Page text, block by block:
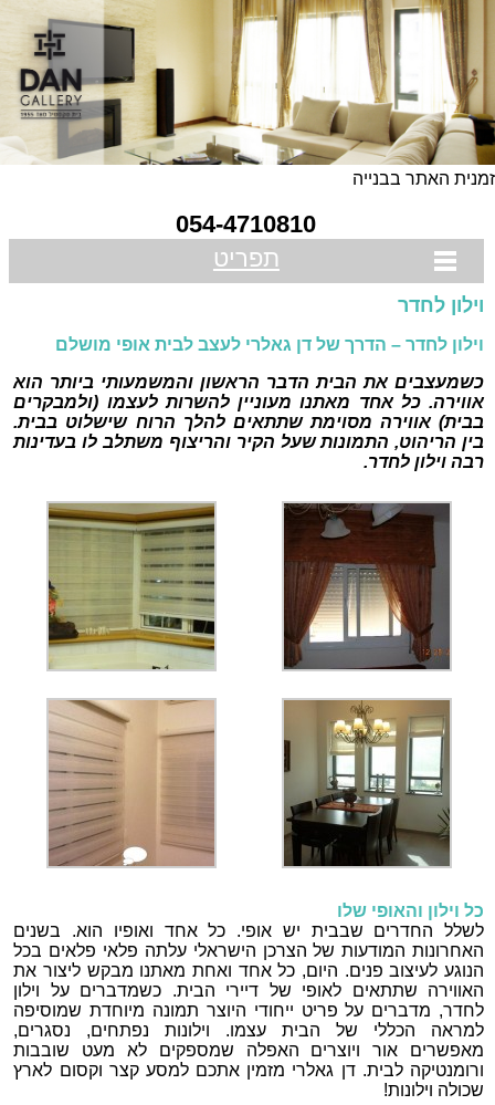
האתר בבנייה
054-4710810
תפריט
וילון לחדר
וילון לחדר – הדרך של דן גאלרי לעצב לבית אופי מושלם
כשמעצבים את הבית הדבר הראשון והמשמעותי ביותר הוא
אווירה. כל אחד מאתנו מעוניין להשרות לעצמו (ולמבקרים
בבית) אווירה מסוימת שתתאים להלך הרוח שישלוט בבית.
בין הריהוט, התמונות שעל הקיר והריצוף משתלב לו בעדינות
רבה וילון לחדר.
כל וילון והאופי שלו
לשלל החדרים שבבית יש אופי. כל אחד ואופיו הוא. בשנים
האחרונות המודעות של הצרכן הישראלי עלתה פלאי פלאים בכל
הנוגע לעיצוב פנים. היום, כל אחד ואחת מאתנו מבקש ליצור את
האווירה שתתאים לאופי של דיירי הבית. כשמדברים על וילון
לחדר, מדברים על פריט ייחודי היוצר תמונה מיוחדת שמוסיפה
למראה הכללי של הבית עצמו. וילונות נפתחים, נסגרים,
מאפשרים אור ויוצרים האפלה שמספקים לא מעט שובבות
ורומנטיקה לבית. דן גאלרי מזמין אתכם למסע קצר וקסום לארץ
שכולה וילונות!